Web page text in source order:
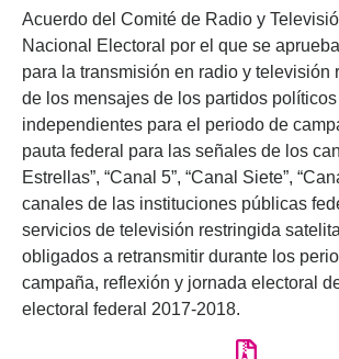
Acuerdo del Comité de Radio y
Nacional Electoral por el que se
para la transmisión en radio y televisión
de los mensajes de los partidos
independientes para el periodo de
pauta federal para las señales de los
Estrellas”, “Canal 5”, “Canal Siete”,
canales de las instituciones públicas
servicios de televisión restringida
obligados a retransmitir durante los
campaña, reflexión y jornada electoral
electoral federal 2017-2018.